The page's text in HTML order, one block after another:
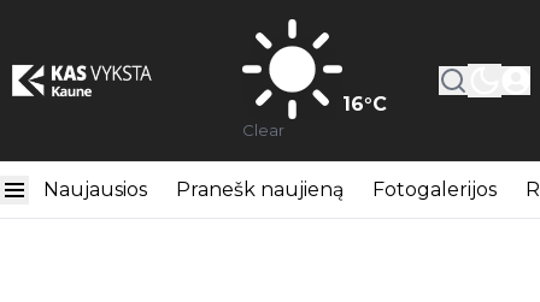
16°C
Clear
Naujausios Pranešk naujieną Fotogalerijos